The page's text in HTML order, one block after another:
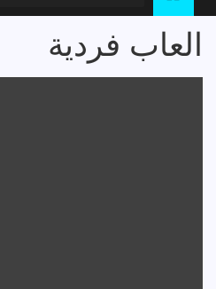
العاب فردية